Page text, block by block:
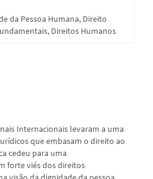
da Pessoa Humana, Direito
Direitos Humanos
Internacionais levaram a uma
que embasam o direito ao
cedeu para uma
forte viés dos direitos